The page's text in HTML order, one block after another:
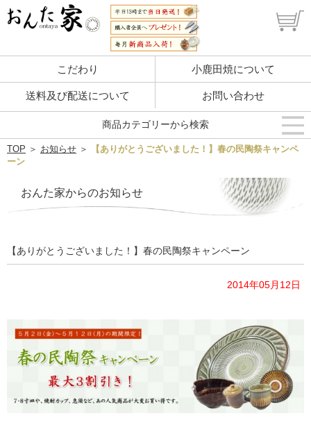
こだわり 小鹿田焼について
送料及び配送について お問い合わせ
TOP ＞ お知らせ ＞
【ありがとうございました！】春の民陶祭キャンペ
ーン
おんた家からのお知らせ
【ありがとうございました！】春の民陶祭キャンペーン
2014年05月12日
商品カテゴリーから検索